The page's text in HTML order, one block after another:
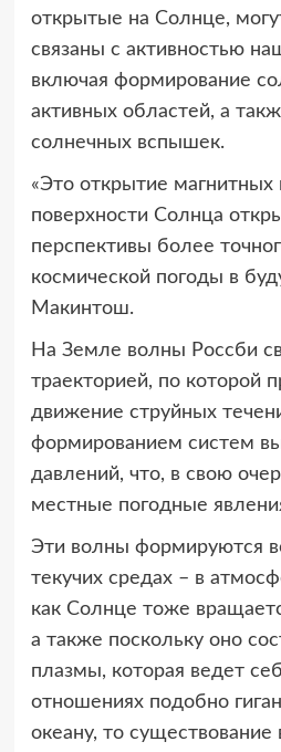
открытые на Солнце,
связаны с активностью
включая формирование
активных областей, а
солнечных вспышек.
«Это открытие магнитных
поверхности Солнца
перспективы более
космической погоды в
Макинтош.
На Земле волны Россби
траекторией, по которой
движение струйных
формированием систем
давлений, что, в свою
местные погодные
Эти волны формируются
текучих средах – в
как Солнце тоже
а также поскольку оно
плазмы, которая ведет
отношениях подобно
океану, то